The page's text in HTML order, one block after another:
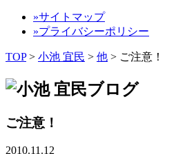
»サイトマップ
»プライバシーポリシー
TOP> 小池 宜民 > 他 > ご注意！
ご注意！
2010.11.12